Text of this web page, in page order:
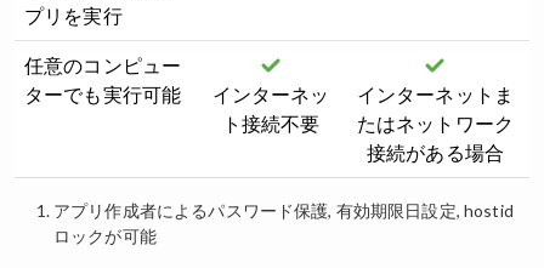
プリを実行
任意のコンピュー
ターでも実行可能
インターネッ
ト接続不要
インターネットま
たはネットワーク
接続がある場合
アプリ作成者によるパスワード保護, 有効期限日設定, hostid
ロックが可能